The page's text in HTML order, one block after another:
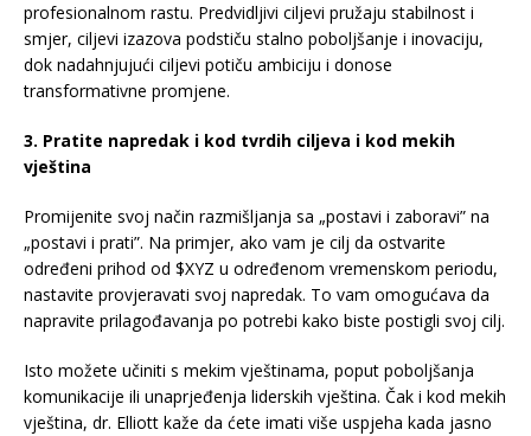
profesionalnom rastu. Predvidljivi ciljevi pružaju stabilnost i
smjer, ciljevi izazova podstiču stalno poboljšanje i inovaciju,
dok nadahnjujući ciljevi potiču ambiciju i donose
transformativne promjene.
3. Pratite napredak i kod tvrdih ciljeva i kod mekih
vještina
Promijenite svoj način razmišljanja sa „postavi i zaboravi” na
„postavi i prati”. Na primjer, ako vam je cilj da ostvarite
određeni prihod od $XYZ u određenom vremenskom periodu,
nastavite provjeravati svoj napredak. To vam omogućava da
napravite prilagođavanja po potrebi kako biste postigli svoj cilj.
Isto možete učiniti s mekim vještinama, poput poboljšanja
komunikacije ili unaprjeđenja liderskih vještina. Čak i kod mekih
vještina, dr. Elliott kaže da ćete imati više uspjeha kada jasno